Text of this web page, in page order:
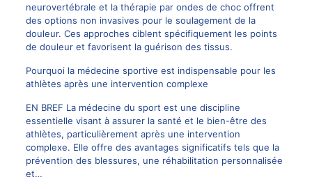
neurovertébrale et la thérapie par ondes de choc offrent
des options non invasives pour le soulagement de la
douleur. Ces approches ciblent spécifiquement les points
de douleur et favorisent la guérison des tissus.
Pourquoi la médecine sportive est indispensable pour les
athlètes après une intervention complexe
EN BREF La médecine du sport est une discipline
essentielle visant à assurer la santé et le bien-être des
athlètes, particulièrement après une intervention
complexe. Elle offre des avantages significatifs tels que la
prévention des blessures, une réhabilitation personnalisée
et…